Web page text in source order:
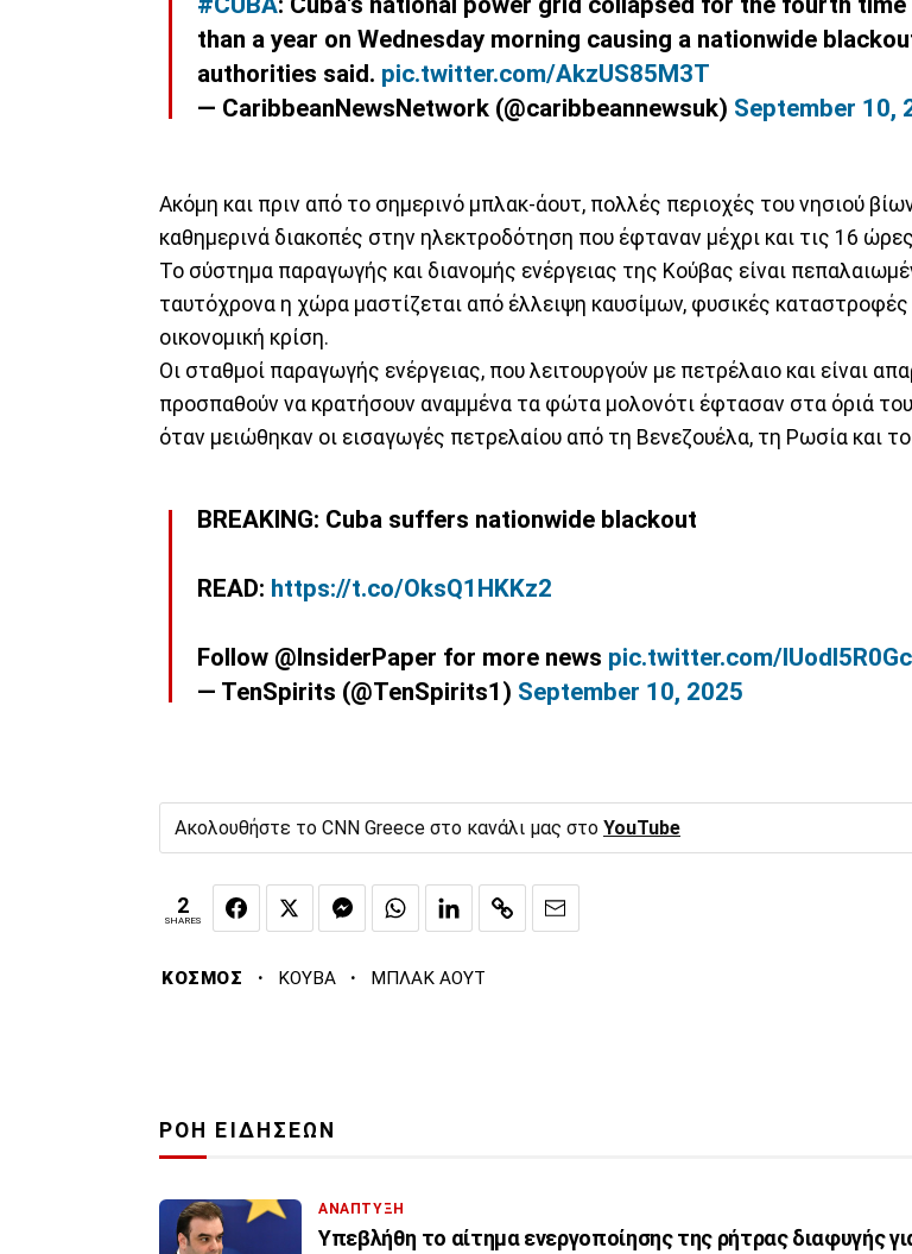
than a year on Wednesday morning causing a nationwide
authorities said. pic.twitter.com/AkzUS85M3T
— CaribbeanNewsNetwork (@caribbeannewsuk) September 10,
Ακόμη και πριν από το σημερινό μπλακ-άουτ, πολλές περιοχές του νησιού
καθημερινά διακοπές στην ηλεκτροδότηση που έφταναν μέχρι και τις 16
Το σύστημα παραγωγής και διανομής ενέργειας της Κούβας είναι
ταυτόχρονα η χώρα μαστίζεται από έλλειψη καυσίμων, φυσικές καταστροφές
οικονομική κρίση.
Οι σταθμοί παραγωγής ενέργειας, που λειτουργούν με πετρέλαιο και είναι
προσπαθούν να κρατήσουν αναμμένα τα φώτα μολονότι έφτασαν στα όριά
όταν μειώθηκαν οι εισαγωγές πετρελαίου από τη Βενεζουέλα, τη Ρωσία και
BREAKING: Cuba suffers nationwide blackout
READ: https://t.co/OksQ1HKKz2
Follow @InsiderPaper for more news pic.twitter.com/IUodl5R0Gc
— TenSpirits (@TenSpirits1) September 10, 2025
Ακολουθήστε το CNN Greece στο κανάλι μας στο YouTube
2
SHARES
ΚΟΣΜΟΣ · ΚΟΥΒΑ · ΜΠΛΑΚ ΑΟΥΤ
ΡΟΗ ΕΙΔΗΣΕΩΝ
ΑΝΑΠΤΥΞΗ
Υπεβλήθη το αίτημα ενεργοποίησης της ρήτρας διαφυγής